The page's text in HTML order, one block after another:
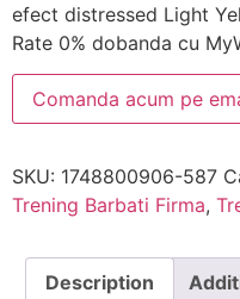
efect distressed Light
Rate 0% dobanda cu
Comanda acum pe
SKU: 1748800906-587
Trening Barbati Firma,
Description